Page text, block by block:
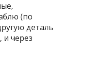
(по
деталь
и через